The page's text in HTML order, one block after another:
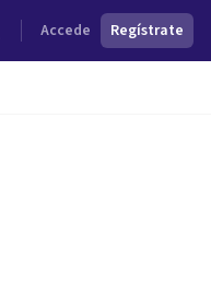
Accede Regístrate